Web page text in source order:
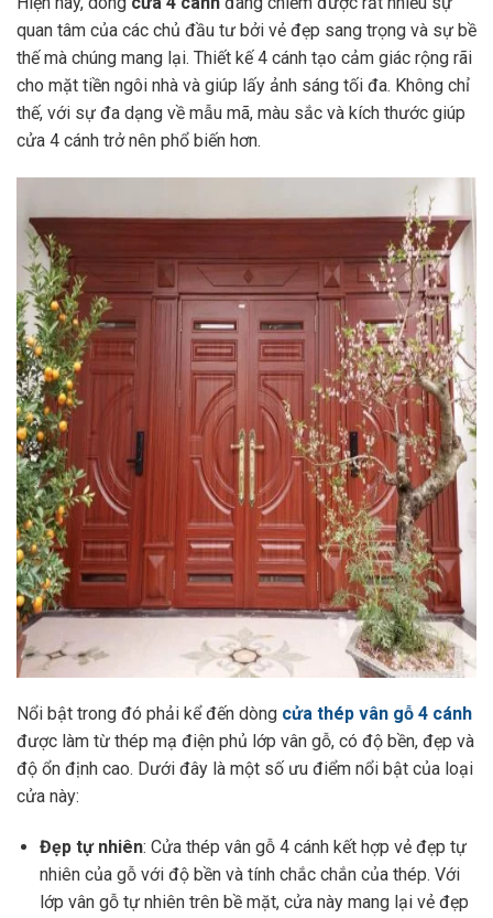
quan tâm của các chủ đầu tư bởi vẻ đẹp sang trọng và sự bề
thế mà chúng mang lại. Thiết kế 4 cánh tạo cảm giác rộng rãi
cho mặt tiền ngôi nhà và giúp lấy ảnh sáng tối đa. Không chỉ
thế, với sự đa dạng về mẫu mã, màu sắc và kích thước giúp
cửa 4 cánh trở nên phổ biến hơn.
Nổi bật trong đó phải kể đến dòng cửa thép vân gỗ 4 cánh
được làm từ thép mạ điện phủ lớp vân gỗ, có độ bền, đẹp và
độ ổn định cao. Dưới đây là một số ưu điểm nổi bật của loại
cửa này:
Đẹp tự nhiên: Cửa thép vân gỗ 4 cánh kết hợp vẻ đẹp tự
nhiên của gỗ với độ bền và tính chắc chắn của thép. Với
lớp vân gỗ tự nhiên trên bề mặt, cửa này mang lại vẻ đẹp